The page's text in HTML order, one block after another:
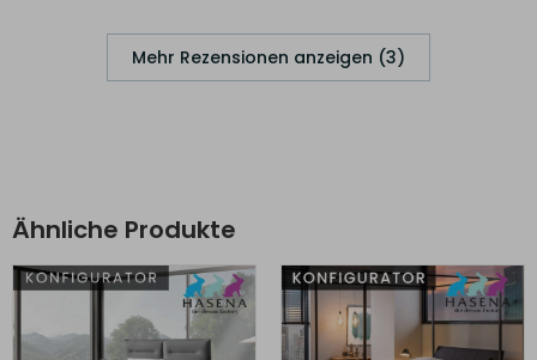
Mehr Rezensionen anzeigen (3)
Ähnliche Produkte